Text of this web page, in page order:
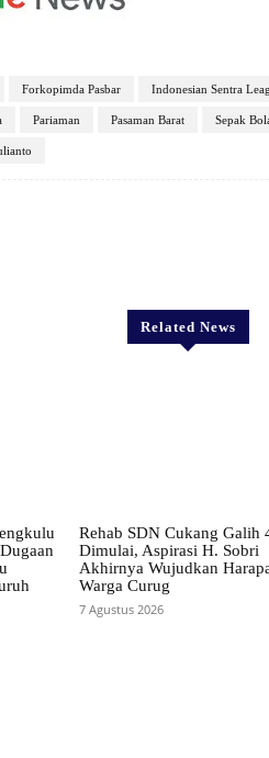
Forkopimda Pasbar Indonesian Sentra
Pariaman Pasaman Barat Sepak
Related News
Rehab SDN Cukang Galih
Dimulai, Aspirasi H. Sobri
Akhirnya Wujudkan
Warga Curug
7 Agustus 2026